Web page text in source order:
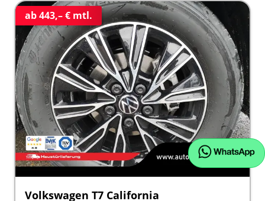
ab 443,– € mtl.
Volkswagen T7 California